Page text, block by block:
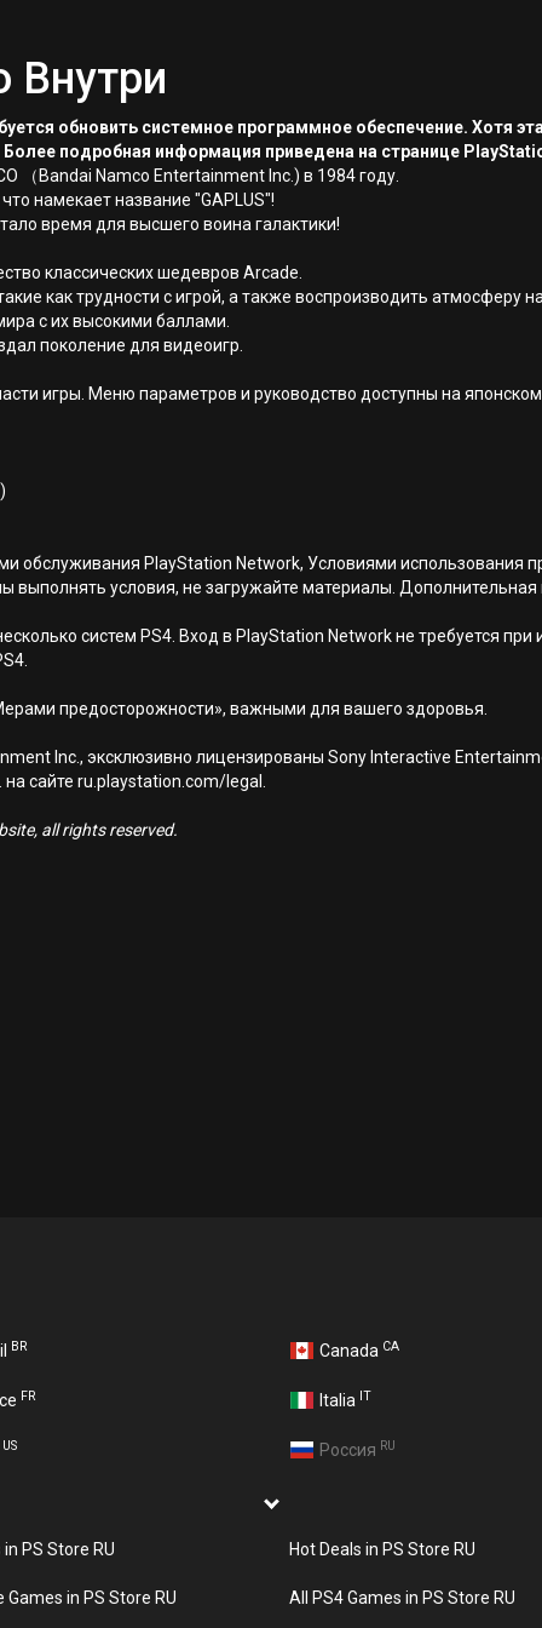
Внутри
обновить системное программное обеспечение. Хотя
подробная информация приведена на странице
（Bandai Namco Entertainment Inc.) в 1984 году.
намекает название "GAPLUS"!
время для высшего воина галактики!
классических шедевров Arcade.
как трудности с игрой, а также воспроизводить атмосферу
с их высокими баллами.
поколение для видеоигр.
игры. Меню параметров и руководство доступны на
обслуживания PlayStation Network, Условиями
выполнять условия, не загружайте материалы.
систем PS4. Вход в PlayStation Network не требуется
предосторожности», важными для вашего здоровья.
Inc., эксклюзивно лицензированы Sony Interactive
сайте ru.playstation.com/legal.
all rights reserved.
BR Canada CA
FR Italia IT
US Россия RU
PS Store RU Hot Deals in PS Store RU
Games in PS Store RU All PS4 Games in PS Store RU